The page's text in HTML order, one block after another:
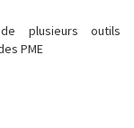
plusieurs outils
PME